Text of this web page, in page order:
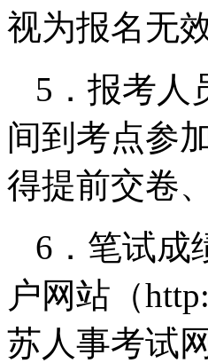
视为报名无
5．报考人
间到考点参
得提前交卷
6．笔试成
户网站（
苏人事考试